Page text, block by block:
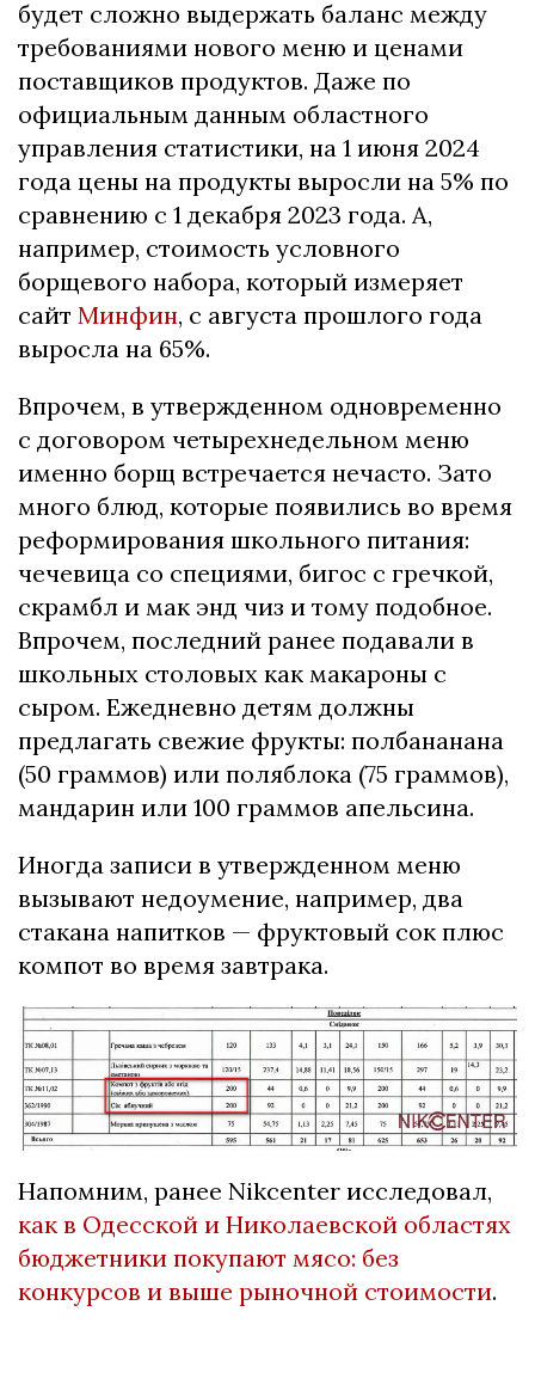
будет сложно выдержать баланс между
требованиями нового меню и ценами
поставщиков продуктов. Даже по
официальным данным областного
управления статистики, на 1 июня 2024
года цены на продукты выросли на 5% по
сравнению с 1 декабря 2023 года. А,
например, стоимость условного
борщевого набора, который измеряет
сайт Минфин, с августа прошлого года
выросла на 65%.
Впрочем, в утвержденном одновременно
с договором четырехнедельном меню
именно борщ встречается нечасто. Зато
много блюд, которые появились во время
реформирования школьного питания:
чечевица со специями, бигос с гречкой,
скрамбл и мак энд чиз и тому подобное.
Впрочем, последний ранее подавали в
школьных столовых как макароны с
сыром. Ежедневно детям должны
предлагать свежие фрукты: полбананана
(50 граммов) или поляблока (75 граммов),
мандарин или 100 граммов апельсина.
Иногда записи в утвержденном меню
вызывают недоумение, например, два
стакана напитков — фруктовый сок плюс
компот во время завтрака.
Напомним, ранее Nikcenter исследовал,
как в Одесской и Николаевской областях
бюджетники покупают мясо: без
конкурсов и выше рыночной стоимости.